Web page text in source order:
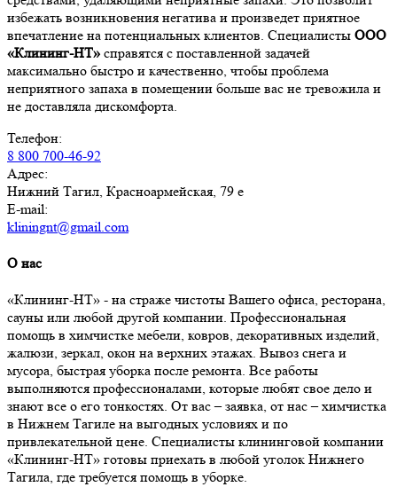
избежать возникновения негатива и произведет приятное
впечатление на потенциальных клиентов. Специалисты ООО
«Клининг-НТ» справятся с поставленной задачей
максимально быстро и качественно, чтобы проблема
неприятного запаха в помещении больше вас не тревожила и
не доставляла дискомфорта.
Телефон:
8 800 700-46-92
Адрес:
Нижний Тагил, Красноармейская, 79 е
E-mail:
kliningnt@gmail.com
О нас
«Клининг-НТ» - на страже чистоты Вашего офиса, ресторана,
сауны или любой другой компании. Профессиональная
помощь в химчистке мебели, ковров, декоративных изделий,
жалюзи, зеркал, окон на верхних этажах. Вывоз снега и
мусора, быстрая уборка после ремонта. Все работы
выполняются профессионалами, которые любят свое дело и
знают все о его тонкостях. От вас – заявка, от нас – химчистка
в Нижнем Тагиле на выгодных условиях и по
привлекательной цене. Специалисты клининговой компании
«Клининг-НТ» готовы приехать в любой уголок Нижнего
Тагила, где требуется помощь в уборке.